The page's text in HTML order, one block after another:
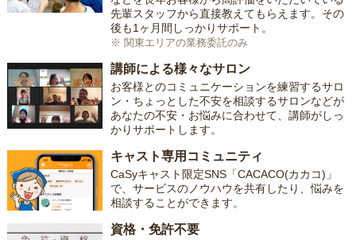
先輩スタッフから直接教えてもらえます。その
後も1ヶ月間しっかりサポート。
※ 関東エリアの業務委託のみ
講師による様々なサロン
お客様とのコミュニケーションを練習するサロ
ン・ちょっとした不安を相談するサロンなどが
あなたの不安・お悩みに合わせて、講師がしっ
かりサポートします。
キャスト専用コミュニティ
CaSyキャスト限定SNS「CACACO(カカコ)」
で、サービスのノウハウを共有したり、悩みを
相談することができます。
資格・免許不要